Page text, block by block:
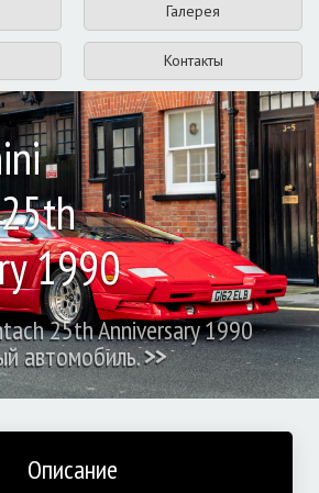
Галерея
Контакты
1990
25th Anniversary 1990
автомобиль.>>
Описание